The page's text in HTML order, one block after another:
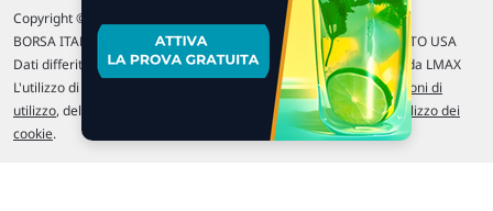
Copyright © 1996-2026 Traderlink Italia s.r.l.
BORSA ITALIANA Quotazioni di borsa differite di 15 min. / MERCATO USA
Dati differiti di 15 min. (fonte Intrinio) / FOREX Quotazioni fornite da LMAX
L'utilizzo di questo sito implica l'accettazione delle nostreCondizioni di
utilizzo, del Politiche sulla privacye dell'Utilizzo dei
cookie.